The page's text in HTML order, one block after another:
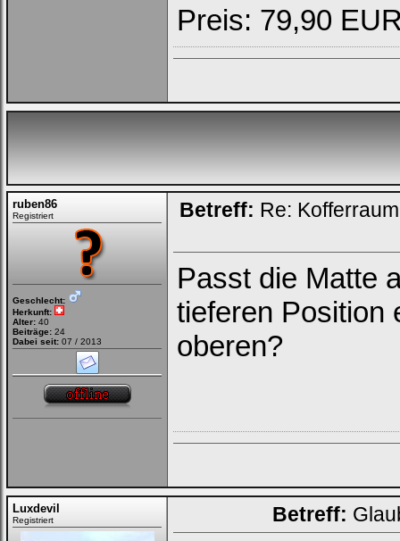
Preis: 79,90
ruben86
Registriert
Geschlecht:
Herkunft:
Alter: 40
Beiträge: 24
Dabei seit: 07 / 2013
Betreff: Re:
Passt die Matte
tieferen Position
oberen?
Luxdevil
Registriert Betreff: